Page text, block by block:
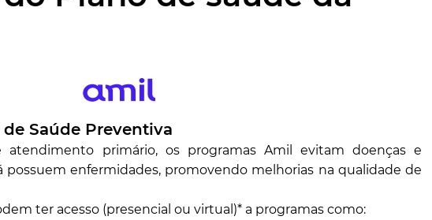
Saúde Preventiva
primário, os programas Amil evitam doenças e
possuem enfermidades, promovendo melhorias na qualidade de
ter acesso (presencial ou virtual)* a programas como: